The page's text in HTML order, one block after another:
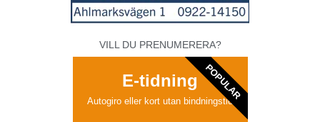
VILL DU PRENUMERERA?
E-tidning
Autogiro eller kort utan bindningstid
POPULAR